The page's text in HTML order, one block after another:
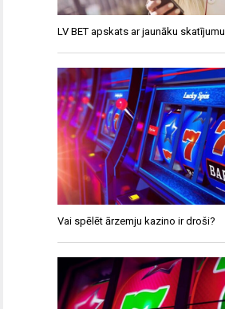
LV BET apskats ar jaunāku skatījumu
Vai spēlēt ārzemju kazino ir droši?